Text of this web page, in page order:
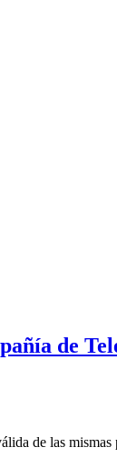
de
de las